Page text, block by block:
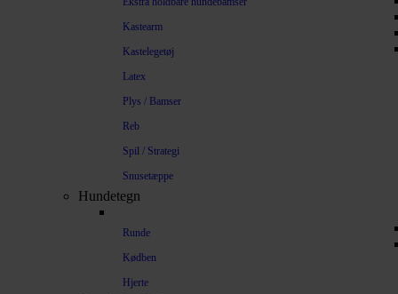
Kastearm
Kastelegetøj
Latex
Plys / Bamser
Reb
Spil / Strategi
Snusetæppe
Hundetegn
Runde
Kødben
Hjerte